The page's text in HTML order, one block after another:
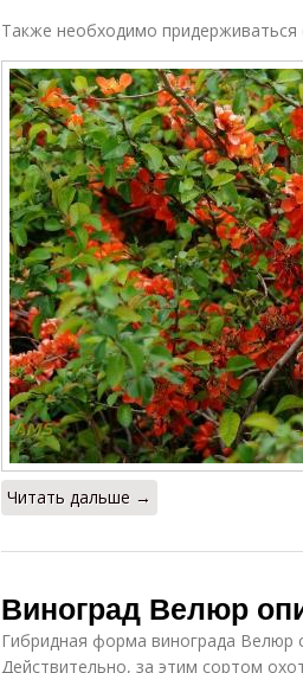
Также необходимо придерживаться
Читать дальше →
Виноград Велюр
Гибридная форма винограда Велюр
Действительно, за этим сортом